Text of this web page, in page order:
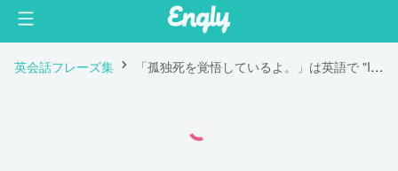
英会話フレーズ集 「孤独死を覚悟しているよ。」は英語で "I'm ready to die alone."